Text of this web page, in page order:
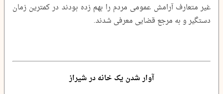
غیر متعارف آرامش عمومی مردم را بهم زده بودند در کمترین زمان
دستگیر و به مرجع قضایی معرفی شدند.
آوار شدن یک خانه در شیراز